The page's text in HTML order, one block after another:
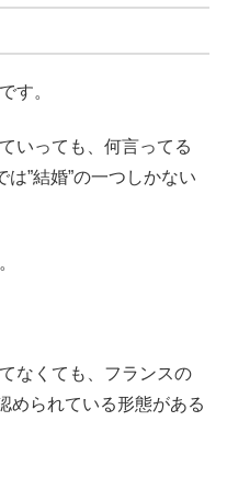
す。
いっても、何言ってる
は”結婚”の一つしかない
なくても、フランスの
められている形態がある